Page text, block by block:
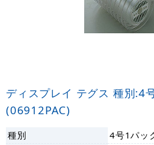
ディスプレイ テグス 種別:4
(06912PAC)
種別
4号1パッ